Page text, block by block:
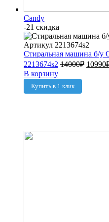
Candy
-21 скидка
Стиральная машина б/у
2213674s2 14000₽ 10990
В корзину
Купить в 1 клик